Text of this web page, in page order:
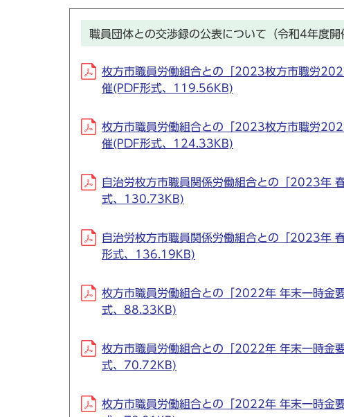
職員団体との交渉録の公表について（令和4年度開
枚方市職員労働組合との「2023枚方市職労
催(PDF形式、119.56KB)
枚方市職員労働組合との「2023枚方市職労
催(PDF形式、124.33KB)
自治労枚方市職員関係労働組合との「2023年
式、130.73KB)
自治労枚方市職員関係労働組合との「2023年
形式、136.19KB)
枚方市職員労働組合との「2022年 年末一時金
式、88.33KB)
枚方市職員労働組合との「2022年 年末一時金
式、70.72KB)
枚方市職員労働組合との「2022年 年末一時金